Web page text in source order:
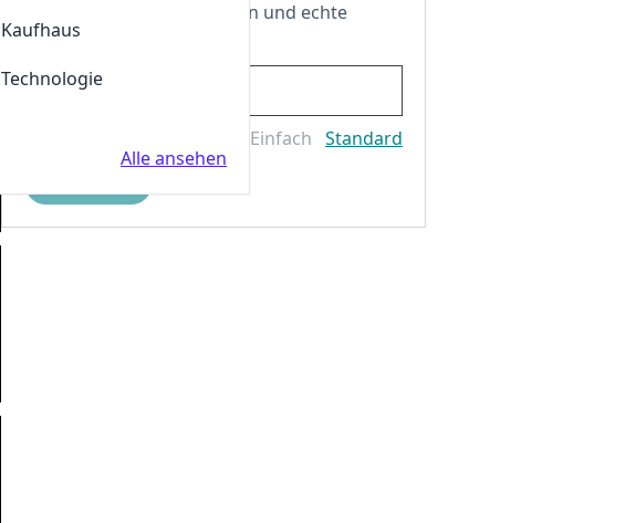
Kaufhaus
Technologie
Alle ansehen
Token freizuschalten und echte
Geldprämien zu genießen!
Einfach Standard